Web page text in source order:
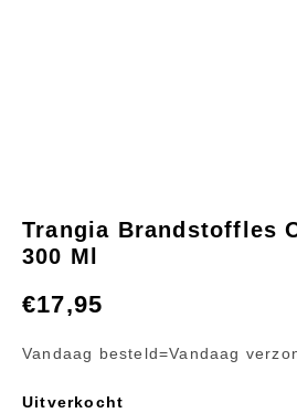
Trangia Brandstoffles
300 Ml
€17,95
Vandaag besteld=Vandaag
Uitverkocht